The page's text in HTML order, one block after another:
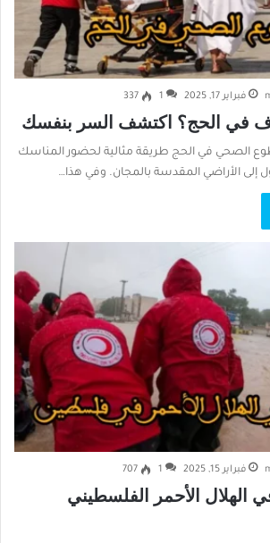
فبراير 17, 2025 1
337
في الحج؟ اكتشف السر بنفسك
الصحي في الحج طريقة مثالية لحضور المناسك
إلى الأراضي المقدسة بالمجان. وفي هذا…
فبراير 15, 2025 1
707
الأحمر الفلسطيني